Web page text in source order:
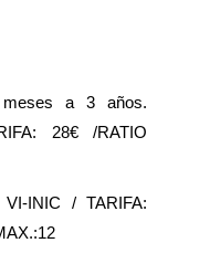
a 3 años.
28€ /RATIO
INIC / TARIFA: